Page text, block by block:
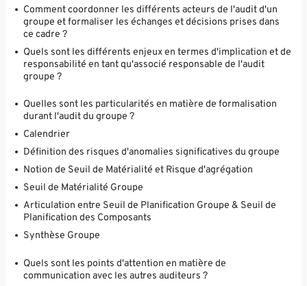
Comment coordonner les différents acteurs de l'audit d'un
groupe et formaliser les échanges et décisions prises dans
ce cadre ?
Quels sont les différents enjeux en termes d'implication et de
responsabilité en tant qu'associé responsable de l'audit
groupe ?
Quelles sont les particularités en matière de formalisation
durant l'audit du groupe ?
Calendrier
Définition des risques d'anomalies significatives du groupe
Notion de Seuil de Matérialité et Risque d'agrégation
Seuil de Matérialité Groupe
Articulation entre Seuil de Planification Groupe & Seuil de
Planification des Composants
Synthèse Groupe
Quels sont les points d'attention en matière de
communication avec les autres auditeurs ?